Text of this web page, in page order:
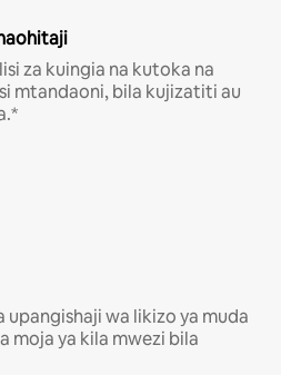
za kuingia na kutoka na
mtandaoni, bila kujizatiti au
upangishaji wa likizo ya muda
moja ya kila mwezi bila